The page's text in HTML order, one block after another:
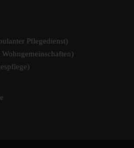
& Co KG
Pflegedienst)